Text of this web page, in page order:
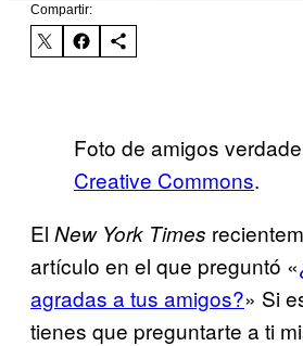
Compartir:
Foto de amigos
Creative Commons.
El New York Times
artículo en el que preguntó «
agradas a tus amigos?» Si
tienes que preguntarte a ti